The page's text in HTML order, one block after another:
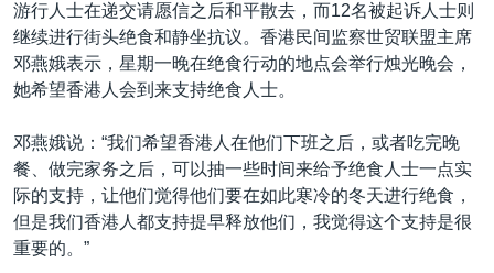
游行人士在递交请愿信之后和平散去，而12名被起诉人士则
继续进行街头绝食和静坐抗议。香港民间监察世贸联盟主席
邓燕娥表示，星期一晚在绝食行动的地点会举行烛光晚会，
她希望香港人会到来支持绝食人士。
邓燕娥说：“我们希望香港人在他们下班之后，或者吃完晚
餐、做完家务之后，可以抽一些时间来给予绝食人士一点实
际的支持，让他们觉得他们要在如此寒冷的冬天进行绝食，
但是我们香港人都支持提早释放他们，我觉得这个支持是很
重要的。”